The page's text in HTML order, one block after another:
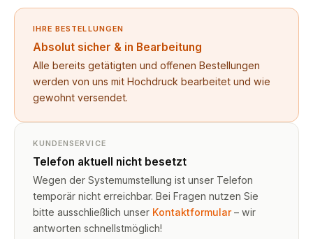
IHRE BESTELLUNGEN
Absolut sicher & in Bearbeitung
Alle bereits getätigten und offenen Bestellungen
werden von uns mit Hochdruck bearbeitet und wie
gewohnt versendet.
KUNDENSERVICE
Telefon aktuell nicht besetzt
Wegen der Systemumstellung ist unser Telefon
temporär nicht erreichbar. Bei Fragen nutzen Sie
bitte ausschließlich unser Kontaktformular– wir
antworten schnellstmöglich!